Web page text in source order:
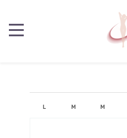
L M M